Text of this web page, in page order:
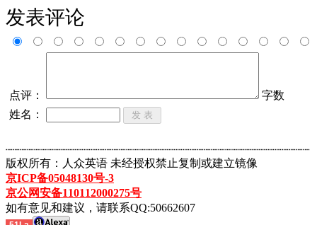
发表评论
点评：
字数
姓名：
┈┈┈┈┈┈┈┈┈┈┈┈┈┈┈┈┈┈┈┈┈┈┈┈┈┈┈┈┈┈┈┈┈┈┈┈┈┈┈┈┈┈┈
版权所有：人众英语 未经授权禁止复制或建立镜像
京ICP备05048130号-3
京公网安备110112000275号
如有意见和建议，请联系QQ:50662607